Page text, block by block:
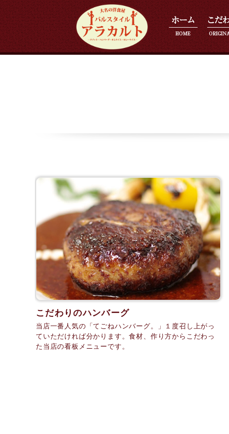
こだわりのハンバーグ
当店一番人気の「てごねハンバーグ。」１度召し上がっ
ていただければ分かります。食材、作り方からこだわっ
た当店の看板メニューです。